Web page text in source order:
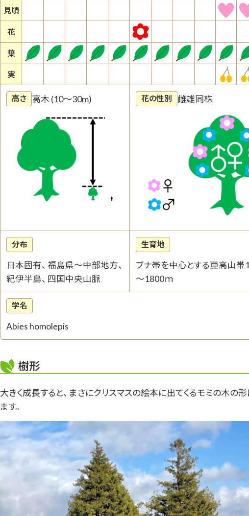
見頃
花
葉
実
高さ 高木 (10～30m) 花の性別 雌雄同株
分布
日本固有、 福島県～中部地方、
紀伊半島、 四国中央山脈
生育地
ブナ帯を中心とする亜高山帯
～1800ｍ
学名
Abies homolepis
樹形
大きく成長すると、 まさにクリスマスの絵本に出てくるモミの木の
ます。